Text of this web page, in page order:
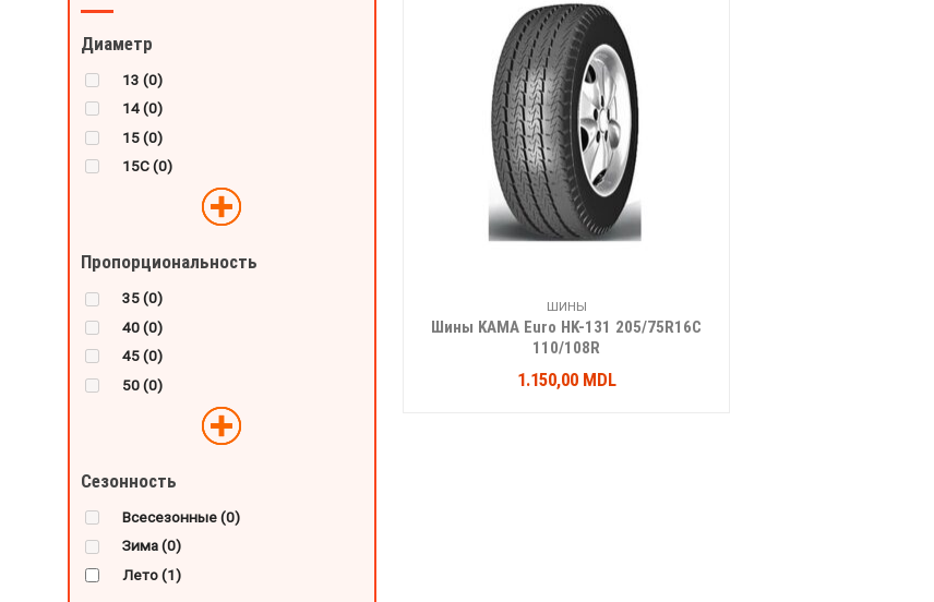
Диаметр
13 (0)
14(0)
15(0)
15С(0)
Пропорциональность
35(0)
40(0)
45(0)
50(0)
Сезонность
Всесезонные(0)
Зима(0)
Лето(1)
ШИНЫ
Шины KAMA Euro HK-131 205/75R16C
110/108R
1.150,00 MDL